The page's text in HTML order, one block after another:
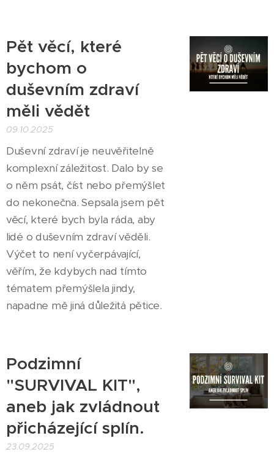
Pět věcí, které
bychom o
duševním zdraví
měli vědět
09.10.2025
Duševní zdraví je neuvěřitelně
komplexní záležitost. Dalo by se
o něm psát, číst nebo přemýšlet
do nekonečna. Sepsala jsem pět
věcí, které bych byla ráda, aby
lidé o duševním zdraví věděli.
Výčet to není vyčerpávající,
věřím, že kdybych nad tímto
tématem přemýšlela jindy,
napadne mě jiná důležitá pětice.
Podzimní
"SURVIVAL KIT",
aneb jak zvládnout
přicházející splín.
23.09.2025